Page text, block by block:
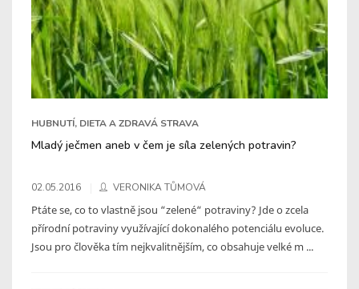
HUBNUTÍ, DIETA A ZDRAVÁ STRAVA
Mladý ječmen aneb v čem je síla zelených potravin?
02.05.2016 VERONIKA TŮMOVÁ
Ptáte se, co to vlastně jsou “zelené“ potraviny? Jde o zcela
přírodní potraviny využívající dokonalého potenciálu evoluce.
Jsou pro člověka tím nejkvalitnějším, co obsahuje velké m ...